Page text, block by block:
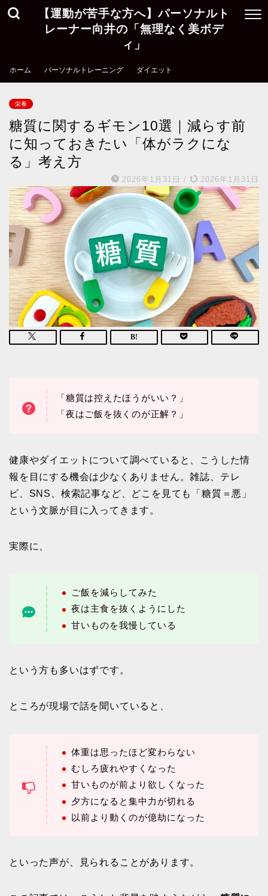
【運動が苦手な方へ】パーソナルト
レーナー向井の「無理なく美ボデ
ィ」
ホーム パーソナルトレーニング ダイエット
栄養
糖質に関するギモン10選｜減らす前
に知っておきたい「体がラクにな
る」考え方
2026年1月31日 / 2026年1月31日
「糖質は控えたほうがいい？」
「夜はご飯を抜くのが正解？」
健康やダイエットについて調べていると、こうした情
報を目にする機会は少なくありません。雑誌、テレ
ビ、SNS、検索記事など、どこを見ても「糖質＝悪」
という文脈が目に入ってきます。
実際に、
ご飯を減らしてみた
夜は主食を抜くようにした
甘いものを我慢している
という方も多いはずです。
ところが現場で話を聞いていると、
体重は思ったほど変わらない
むしろ疲れやすくなった
甘いものが前より欲しくなった
夕方になると集中力が切れる
以前より動くのが億劫になった
といった声が、見られることがあります。